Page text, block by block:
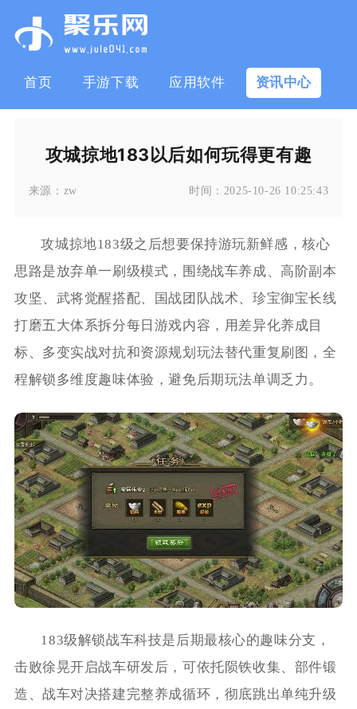
首页 手游下载 应用软件 资讯中心
攻城掠地183以后如何玩得更有趣
来源： zw 时间： 2025-10-26 10:25:43
攻城掠地183级之后想要保持游玩新鲜感，核心
思路是放弃单一刷级模式，围绕战车养成、高阶副本
攻坚、武将觉醒搭配、国战团队战术、珍宝御宝长线
打磨五大体系拆分每日游戏内容，用差异化养成目
标、多变实战对抗和资源规划玩法替代重复刷图，全
程解锁多维度趣味体验，避免后期玩法单调乏力。
183级解锁战车科技是后期最核心的趣味分支，
击败徐晃开启战车研发后，可依托陨铁收集、部件锻
造、战车对决搭建完整养成循环，彻底跳出单纯升级